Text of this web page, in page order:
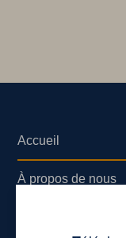
Accueil
À propos de nous